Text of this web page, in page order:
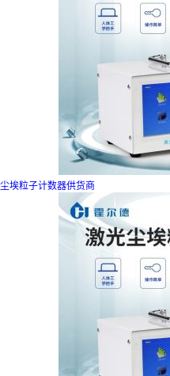
尘埃粒子计数器供货商